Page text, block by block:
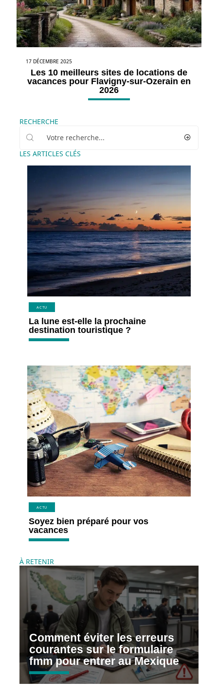
17 DÉCEMBRE 2025
Les 10 meilleurs sites de locations de
vacances pour Flavigny-sur-Ozerain en
2026
RECHERCHE
LES ARTICLES CLÉS
ACTU
La lune est-elle la prochaine
destination touristique ?
ACTU
Soyez bien préparé pour vos
vacances
À RETENIR
Comment éviter les erreurs
courantes sur le formulaire
fmm pour entrer au Mexique